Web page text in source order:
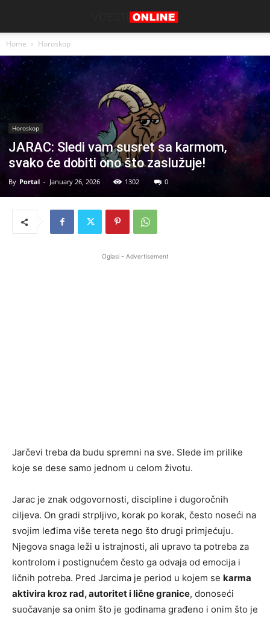
Home Horoskop
Horoskop
JARAC: Sledi vam susret sa karmom,
svako će dobiti ono što zaslužuje!
By Portal - January 26, 2026 1302 0
Oglasi - Advertisement
Jarčevi treba da budu spremni na sve. Slede im prilike
koje se dese samo jednom u celom životu.
Jarac je znak odgovornosti, discipline i dugoročnih
ciljeva. On gradi strpljivo, korak po korak, često noseći na
svojim leđima više tereta nego što drugi primjećuju.
Njegova snaga leži u istrajnosti, ali upravo ta potreba za
kontrolom i postignućem često ga odvaja od emocija i
ličnih potreba. Pred Jarcima je period u kojem se karma
aktivira kroz rad, autoritet i lične granice, donoseći
suočavanje sa onim što je godinama građeno i onim što je